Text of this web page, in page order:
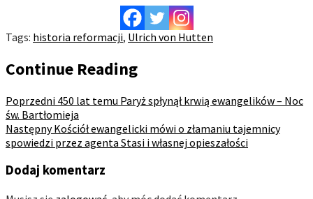
Tags: historia reformacji, Ulrich von Hutten
Continue Reading
Poprzedni 450 lat temu Paryż spłynął krwią ewangelików – Noc
św. Bartłomieja
NastępnyKościół ewangelicki mówi o złamaniu tajemnicy
spowiedzi przez agenta Stasi i własnej opieszałości
Dodaj komentarz